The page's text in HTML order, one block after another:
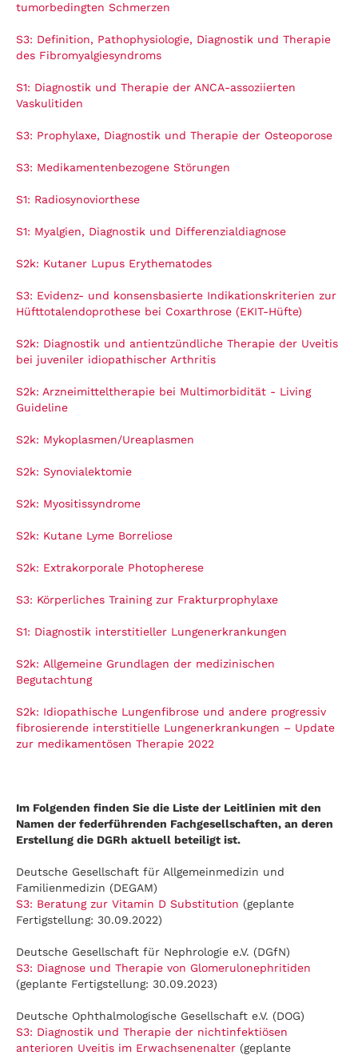
tumorbedingten Schmerzen
S3: Definition, Pathophysiologie, Diagnostik und Therapie
des Fibromyalgiesyndroms
S1: Diagnostik und Therapie der ANCA-assoziierten
Vaskulitiden
S3: Prophylaxe, Diagnostik und Therapie der Osteoporose
S3: Medikamentenbezogene Störungen
S1: Radiosynoviorthese
S1: Myalgien, Diagnostik und Differenzialdiagnose
S2k: Kutaner Lupus Erythematodes
S3: Evidenz- und konsensbasierte Indikationskriterien zur
Hüfttotalendoprothese bei Coxarthrose (EKIT-Hüfte)
S2k: Diagnostik und antientzündliche Therapie der Uveitis
bei juveniler idiopathischer Arthritis
S2k: Arzneimitteltherapie bei Multimorbidität - Living
Guideline
S2k: Mykoplasmen/Ureaplasmen
S2k: Synovialektomie
S2k: Myositissyndrome
S2k: Kutane Lyme Borreliose
S2k: Extrakorporale Photopherese
S3: Körperliches Training zur Frakturprophylaxe
S1: Diagnostik interstitieller Lungenerkrankungen
S2k: Allgemeine Grundlagen der medizinischen
Begutachtung
S2k: Idiopathische Lungenfibrose und andere progressiv
fibrosierende interstitielle Lungenerkrankungen – Update
zur medikamentösen Therapie 2022
Im Folgenden finden Sie die Liste der Leitlinien mit den
Namen der federführenden Fachgesellschaften, an deren
Erstellung die DGRh aktuell beteiligt ist.
Deutsche Gesellschaft für Allgemeinmedizin und
Familienmedizin (DEGAM)
S3: Beratung zur Vitamin D Substitution (geplante
Fertigstellung: 30.09.2022)
Deutsche Gesellschaft für Nephrologie e.V. (DGfN)
S3: Diagnose und Therapie von Glomerulonephritiden
(geplante Fertigstellung: 30.09.2023)
Deutsche Ophthalmologische Gesellschaft e.V. (DOG)
S3: Diagnostik und Therapie der nichtinfektiösen
anterioren Uveitis im Erwachsenenalter (geplante